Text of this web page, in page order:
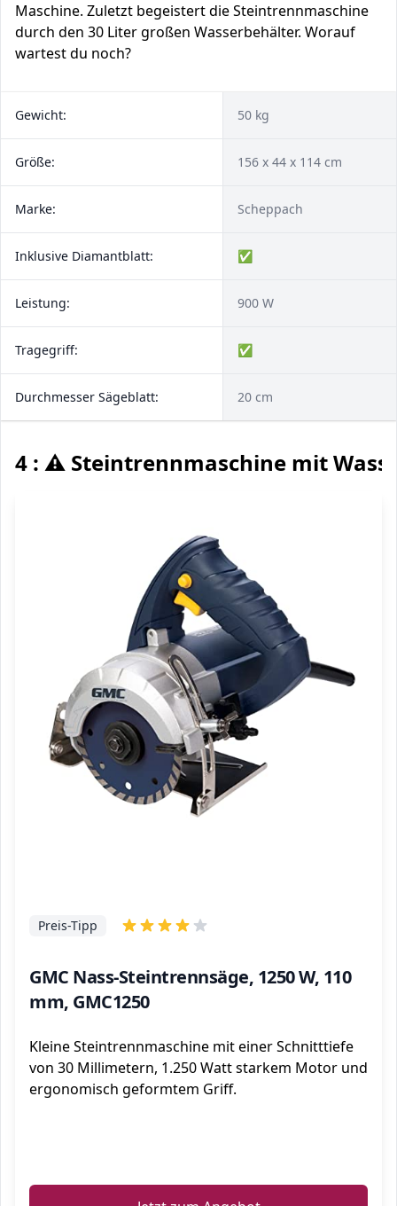
Maschine. Zuletzt begeistert die Steintrennmaschine
durch den 30 Liter großen Wasserbehälter. Worauf
wartest du noch?
Gewicht: 50 kg
Größe: 156 x 44 x 114 cm
Marke: Scheppach
Inklusive Diamantblatt: ✅
Leistung: 900 W
Tragegriff: ✅
Durchmesser Sägeblatt: 20 cm
4 : ⚠️ Steintrennmaschine mit
GMC Nass-Steintrennsäge, 1250 W, 110
mm, GMC1250
Preis-Tipp
Kleine Steintrennmaschine mit einer Schnitttiefe
von 30 Millimetern, 1.250 Watt starkem Motor und
ergonomisch geformtem Griff.